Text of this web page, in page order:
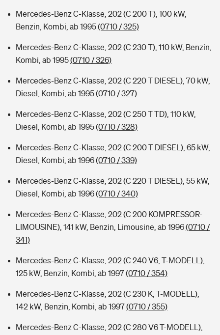
Mercedes-Benz C-Klasse, 202 (C 200 T), 100 kW,
Benzin, Kombi, ab 1995(0710 / 325)
Mercedes-Benz C-Klasse, 202 (C 230 T), 110 kW, Benzin,
Kombi, ab 1995(0710 / 326)
Mercedes-Benz C-Klasse, 202 (C 220 T DIESEL), 70 kW,
Diesel, Kombi, ab 1995(0710 / 327)
Mercedes-Benz C-Klasse, 202 (C 250 T TD), 110 kW,
Diesel, Kombi, ab 1995(0710 / 328)
Mercedes-Benz C-Klasse, 202 (C 200 T DIESEL), 65 kW,
Diesel, Kombi, ab 1996(0710 / 339)
Mercedes-Benz C-Klasse, 202 (C 220 T DIESEL), 55 kW,
Diesel, Kombi, ab 1996(0710 / 340)
Mercedes-Benz C-Klasse, 202 (C 200 KOMPRESSOR-
LIMOUSINE), 141 kW, Benzin, Limousine, ab 1996(0710 /
341)
Mercedes-Benz C-Klasse, 202 (C 240 V6, T-MODELL),
125 kW, Benzin, Kombi, ab 1997(0710 / 354)
Mercedes-Benz C-Klasse, 202 (C 230 K, T-MODELL),
142 kW, Benzin, Kombi, ab 1997(0710 / 355)
Mercedes-Benz C-Klasse, 202 (C 280 V6 T-MODELL),